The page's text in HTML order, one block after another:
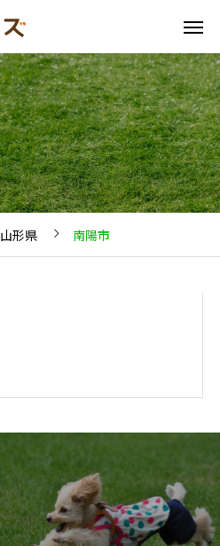
山形県 南陽市